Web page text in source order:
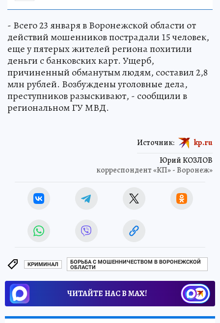
- Всего 23 января в Воронежской области от
действий мошенников пострадали 15 человек,
еще у пятерых жителей региона похитили
деньги с банковских карт. Ущерб,
причиненный обманутым людям, составил 2,8
млн рублей. Возбуждены уголовные дела,
преступников разыскивают, - сообщили в
региональном ГУ МВД.
Юрий КОЗЛОВ
корреспондент «КП» - Воронеж»
Источник: kp.ru
КРИМИНАЛ
БОРЬБА С МОШЕННИЧЕСТВОМ В ВОРОНЕЖСКОЙ
ОБЛАСТИ
ЧИТАЙТЕ НАС В МАХ!